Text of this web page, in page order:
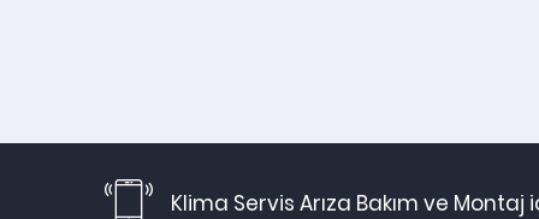
Klima Servis Arıza Bakım ve Montaj